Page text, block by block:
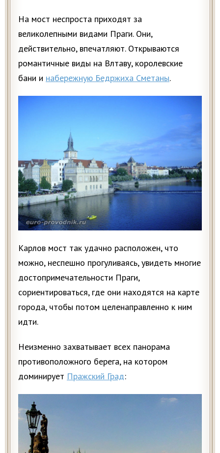
На мост неспроста приходят за
великолепными видами Праги. Они,
действительно, впечатляют. Открываются
романтичные виды на Влтаву, королевские
бани и набережную Бедржиха Сметаны.
Карлов мост так удачно расположен, что
можно, неспешно прогуливаясь, увидеть многие
достопримечательности Праги,
сориентироваться, где они находятся на карте
города, чтобы потом целенаправленно к ним
идти.
Неизменно захватывает всех панорама
противоположного берега, на котором
доминирует Пражский Град: